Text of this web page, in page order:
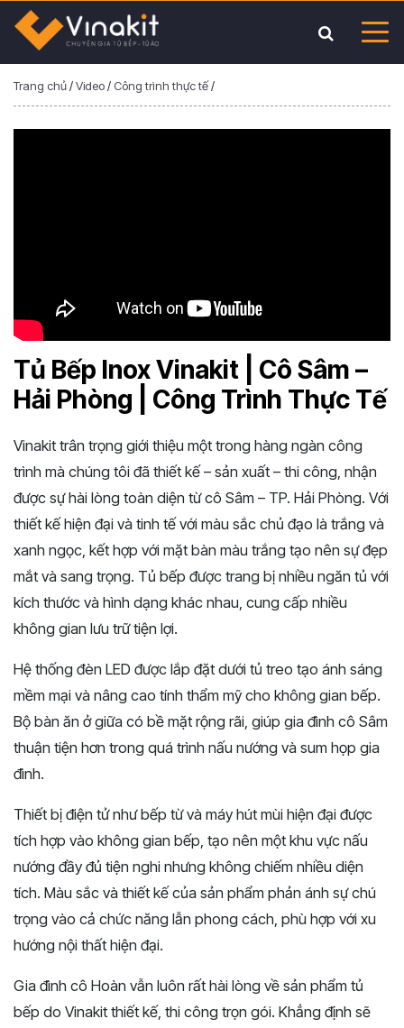
Trang chủ/Video/ Công trình thực tế/
Tủ Bếp Inox Vinakit | Cô Sâm –
Hải Phòng | Công Trình Thực Tế
Vinakit trân trọng giới thiệu một trong hàng ngàn công
trình mà chúng tôi đã thiết kế – sản xuất – thi công, nhận
được sự hài lòng toàn diện từ cô Sâm – TP. Hải Phòng. Với
thiết kế hiện đại và tinh tế với màu sắc chủ đạo là trắng và
xanh ngọc, kết hợp với mặt bàn màu trắng tạo nên sự đẹp
mắt và sang trọng. Tủ bếp được trang bị nhiều ngăn tủ với
kích thước và hình dạng khác nhau, cung cấp nhiều
không gian lưu trữ tiện lợi.
Hệ thống đèn LED được lắp đặt dưới tủ treo tạo ánh sáng
mềm mại và nâng cao tính thẩm mỹ cho không gian bếp.
Bộ bàn ăn ở giữa có bề mặt rộng rãi, giúp gia đình cô Sâm
thuận tiện hơn trong quá trình nấu nướng và sum họp gia
đình.
Thiết bị điện tử như bếp từ và máy hút mùi hiện đại được
tích hợp vào không gian bếp, tạo nên một khu vực nấu
nướng đầy đủ tiện nghi nhưng không chiếm nhiều diện
tích. Màu sắc và thiết kế của sản phẩm phản ánh sự chú
trọng vào cả chức năng lẫn phong cách, phù hợp với xu
hướng nội thất hiện đại.
Gia đình cô Hoàn vẫn luôn rất hài lòng về sản phẩm tủ
bếp do Vinakit thiết kế, thi công trọn gói. Khẳng định sẽ